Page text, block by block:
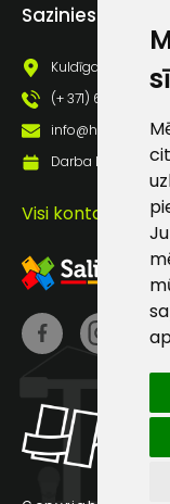
Sazinies ar
Kuldīgas iela 69a,
(+ 371) 63 881 186
info@hards.lv
Darba laiks:
Visi kontakti